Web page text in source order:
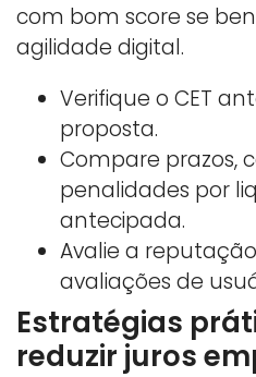
com bom score se
agilidade digital.
Verifique o CET
proposta.
Compare prazos,
penalidades por
antecipada.
Avalie a
avaliações de
Estratégias
reduzir juros